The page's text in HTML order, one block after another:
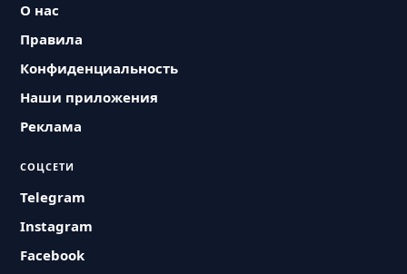
О нас
Правила
Конфиденциальность
Наши приложения
Реклама
СОЦСЕТИ
Telegram
Instagram
Facebook